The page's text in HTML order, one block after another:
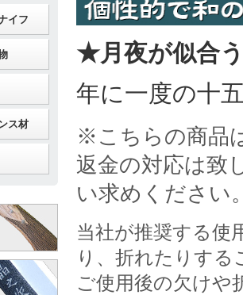
★月夜が似合
年に一度の十
※こちらの商品
返金の対応は致
い求めください
当社が推奨する使
り、折れたりす
ご使用後の欠けや
イフ
ス材